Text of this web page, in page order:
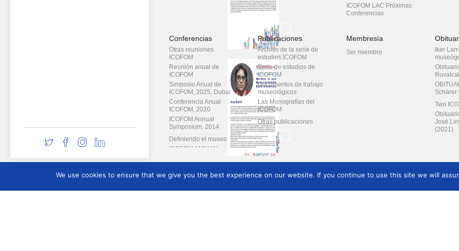
ICOFOM LAC Próximas
Conferencias
ICOFOM LAC y ICOFOM
ASPAC
Conferencias
Otras reuniones
ICOFOM
Reunión anual de
ICOFOM
Simposio Anual de
ICOFOM, 2025, Dubai
Conferencia Anual
ICOFOM, 2020
ICOFOM Annual
Symposium, 2014
Definiendo el museo
ICOFOM ANNUAL
SYMPOSIUM, 2009
SYMPOSIUM, 2010
Publicaciones
Archivo de la serie de
estudios ICOFOM
Serie de estudios de
ICOFOM
Documentos de trabajo
museológicos
Las Monografías del
ICOFOM
Otras publicaciones
Membresía
Ser miembro
Iker
Schärer
Two
José
(2021)
sociales
Contact Politica de Privacidad Sobre ICOFOM
We use cookies to ensure that we give you the best experience on our website. If you continue to use this site we will